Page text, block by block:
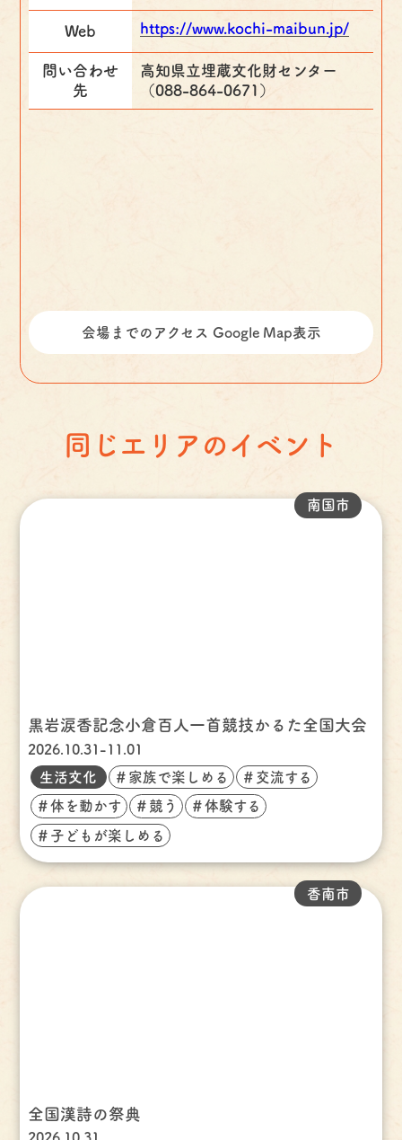
Web https://www.kochi-maibun.jp/
問い合わせ
先
高知県立埋蔵文化財センター
（088-864-0671）
会場までのアクセス Google Map表示
同じエリアのイベント
黒岩涙香記念小倉百人一首競技かるた全国大会
2026.10.31-11.01
南国市
生活文化 ＃家族で楽しめる ＃交流する
＃体を動かす ＃競う ＃体験する
＃子どもが楽しめる
全国漢詩の祭典
香南市